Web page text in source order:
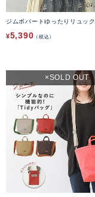
ジムボバートゆったりリュック
¥5,390 税込
SOLD OUT